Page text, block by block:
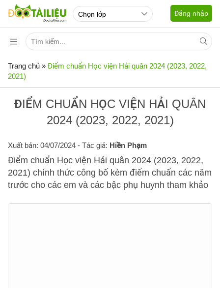
Đăng nhập
Trang chủ » Điểm chuẩn Học viện Hải quân 2024 (2023, 2022,
2021)
ĐIỂM CHUẨN HỌC VIỆN HẢI QUÂN
2024 (2023, 2022, 2021)
Xuất bản: 04/07/2024 - Tác giả: Hiền Phạm
Điểm chuẩn Học viện Hải quân 2024 (2023, 2022,
2021) chính thức công bố kèm điểm chuẩn các năm
trước cho các em và các bậc phụ huynh tham khảo